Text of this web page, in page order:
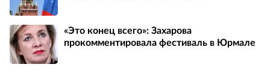
«Это конец всего»: Захарова
прокомментировала фестиваль в Юрмале